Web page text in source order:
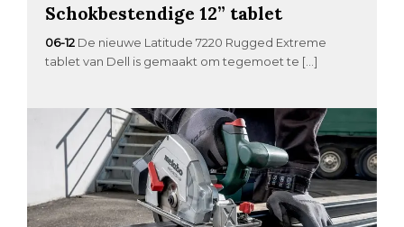
Schokbestendige 12” tablet
06-12 De nieuwe Latitude 7220 Rugged Extreme
tablet van Dell is gemaakt om tegemoet te […]